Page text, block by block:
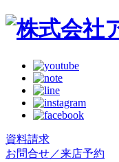
資料請求
お問合せ／来店予約